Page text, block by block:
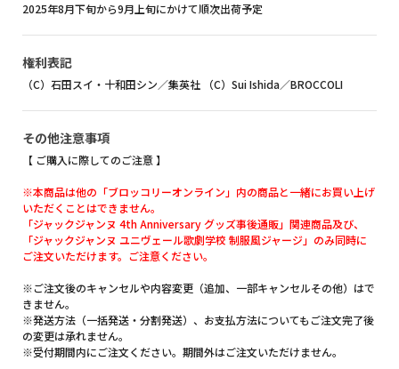
2025年8月下旬から9月上旬にかけて順次出荷予定
権利表記
（C）石田スイ・十和田シン／集英社 （C）Sui Ishida／BROCCOLI
その他注意事項
【 ご購入に際してのご注意 】
※本商品は他の「ブロッコリーオンライン」内の商品と一緒にお買い上げ
いただくことはできません。
「ジャックジャンヌ 4th Anniversary グッズ事後通販」関連商品及び、
「ジャックジャンヌ ユニヴェール歌劇学校 制服風ジャージ」のみ同時に
ご注文いただけます。ご注意ください。
※ご注文後のキャンセルや内容変更（追加、一部キャンセルその他）はで
きません。
※発送方法（一括発送・分割発送）、お支払方法についてもご注文完了後
の変更は承れません。
※受付期間内にご注文ください。期間外はご注文いただけません。